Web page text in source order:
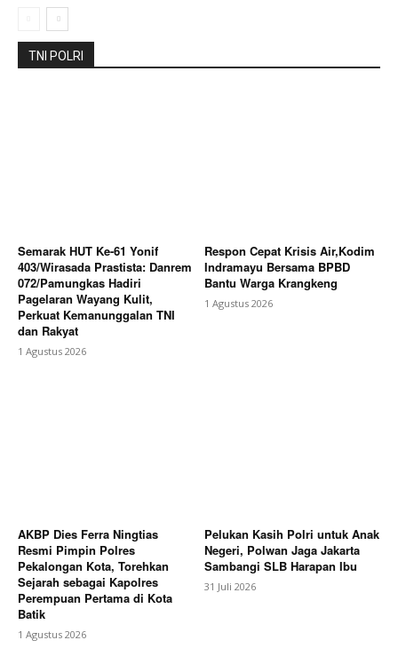
TNI POLRI
Semarak HUT Ke-61 Yonif
403/Wirasada Prastista: Danrem
072/Pamungkas Hadiri
Pagelaran Wayang Kulit,
Perkuat Kemanunggalan TNI
dan Rakyat
1 Agustus 2026
Respon Cepat Krisis Air,Kodim
Indramayu Bersama BPBD
Bantu Warga Krangkeng
1 Agustus 2026
AKBP Dies Ferra Ningtias
Resmi Pimpin Polres
Pekalongan Kota, Torehkan
Sejarah sebagai Kapolres
Perempuan Pertama di Kota
Batik
1 Agustus 2026
Pelukan Kasih Polri untuk Anak
Negeri, Polwan Jaga Jakarta
Sambangi SLB Harapan Ibu
31 Juli 2026